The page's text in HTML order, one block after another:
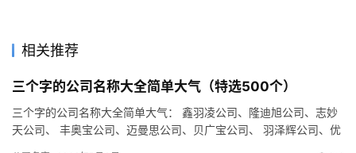
相关推荐
三个字的公司名称大全简单大气（特选500个）
三个字的公司名称大全简单大气： 鑫羽凌公司、隆迪旭公司、志妙
天公司、 丰奥宝公司、迈曼思公司、贝广宝公司、 羽泽辉公司、优